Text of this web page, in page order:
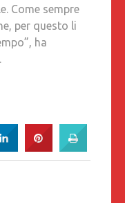
Come sempre
per questo li
ha